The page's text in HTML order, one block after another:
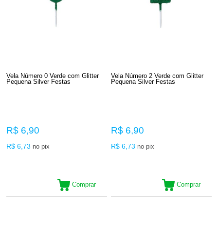
Vela Número 0 Verde com Glitter
Pequena Silver Festas
R$ 6,90
R$ 6,73 no pix
Comprar
Vela Número 2 Verde com Glitter
Pequena Silver Festas
R$ 6,90
R$ 6,73 no pix
Comprar